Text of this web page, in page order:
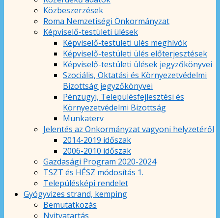
Közbeszerzések
Roma Nemzetiségi Önkormányzat
Képviselő-testületi ülések
Képviselő-testületi ülés meghívók
Képviselő-testületi ülés előterjesztések
Képviselő-testületi ülések jegyzőkönyvei
Szociális, Oktatási és Környezetvédelmi
Bizottság jegyzőkönyvei
Pénzügyi, Településfejlesztési és
Környezetvédelmi Bizottság
Munkaterv
Jelentés az Önkormányzat vagyoni helyzetéről
2014-2019 időszak
2006-2010 időszak
Gazdasági Program 2020-2024
TSZT és HÉSZ módosítás 1.
Településképi rendelet
Gyógyvizes strand, kemping
Bemutatkozás
Nyitvatartás